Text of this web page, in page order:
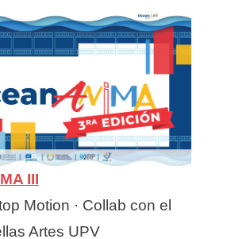
III
Motion · Collab con el
Artes UPV